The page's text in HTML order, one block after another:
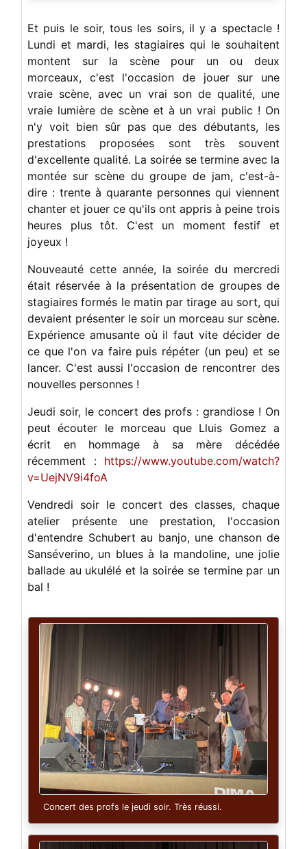
Et puis le soir, tous les soirs, il y a spectacle !
Lundi et mardi, les stagiaires qui le souhaitent
montent sur la scène pour un ou deux
morceaux, c'est l'occasion de jouer sur une
vraie scène, avec un vrai son de qualité, une
vraie lumière de scène et à un vrai public ! On
n'y voit bien sûr pas que des débutants, les
prestations proposées sont très souvent
d'excellente qualité. La soirée se termine avec la
montée sur scène du groupe de jam, c'est-à-
dire : trente à quarante personnes qui viennent
chanter et jouer ce qu'ils ont appris à peine trois
heures plus tôt. C'est un moment festif et
joyeux !
Nouveauté cette année, la soirée du mercredi
était réservée à la présentation de groupes de
stagiaires formés le matin par tirage au sort, qui
devaient présenter le soir un morceau sur scène.
Expérience amusante où il faut vite décider de
ce que l'on va faire puis répéter (un peu) et se
lancer. C'est aussi l'occasion de rencontrer des
nouvelles personnes !
Jeudi soir, le concert des profs : grandiose ! On
peut écouter le morceau que Lluis Gomez a
écrit en hommage à sa mère décédée
récemment : https://www.youtube.com/watch?
v=UejNV9i4foA
Vendredi soir le concert des classes, chaque
atelier présente une prestation, l'occasion
d'entendre Schubert au banjo, une chanson de
Sanséverino, un blues à la mandoline, une jolie
ballade au ukulélé et la soirée se termine par un
bal !
Concert des profs le jeudi soir. Très réussi.